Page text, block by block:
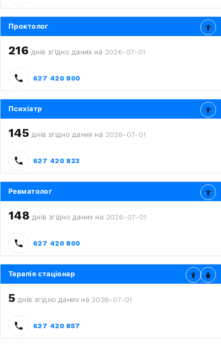
Проктолог
216 днів згідно даних на 2026-07-01
627 420 800
Психіатр
145 днів згідно даних на 2026-07-01
627 420 823
Ревматолог
148 днів згідно даних на 2026-07-01
627 420 800
Терапія стаціонар
5 днів згідно даних на 2026-07-01
627 420 857